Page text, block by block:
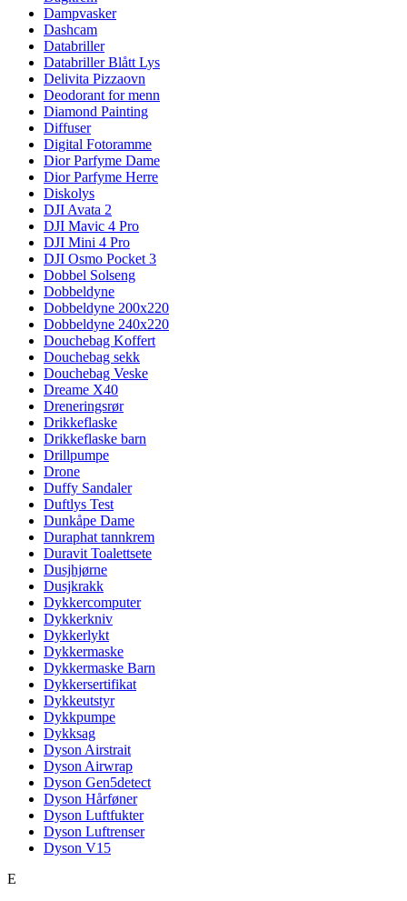
Dampvasker
Dashcam
Databriller
Databriller Blått Lys
Delivita Pizzaovn
Deodorant for menn
Diamond Painting
Diffuser
Digital Fotoramme
Dior Parfyme Dame
Dior Parfyme Herre
Diskolys
DJI Avata 2
DJI Mavic 4 Pro
DJI Mini 4 Pro
DJI Osmo Pocket 3
Dobbel Solseng
Dobbeldyne
Dobbeldyne 200x220
Dobbeldyne 240x220
Douchebag Koffert
Douchebag sekk
Douchebag Veske
Dreame X40
Dreneringsrør
Drikkeflaske
Drikkeflaske barn
Drillpumpe
Drone
Duffy Sandaler
Duftlys Test
Dunkåpe Dame
Duraphat tannkrem
Duravit Toalettsete
Dusjhjørne
Dusjkrakk
Dykkercomputer
Dykkerkniv
Dykkerlykt
Dykkermaske
Dykkermaske Barn
Dykkersertifikat
Dykkeutstyr
Dykkpumpe
Dykksag
Dyson Airstrait
Dyson Airwrap
Dyson Gen5detect
Dyson Hårføner
Dyson Luftfukter
Dyson Luftrenser
Dyson V15
E